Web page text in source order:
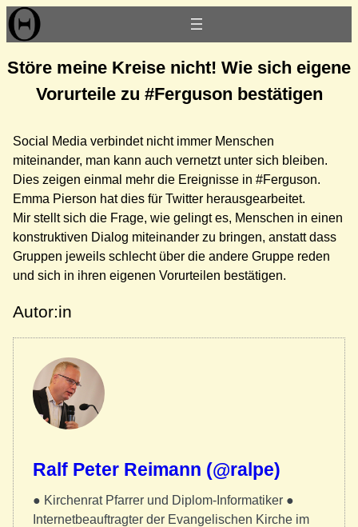
Zum
Inhalt
Störe meine Kreise nicht! Wie sich eigene
Vorurteile zu #Ferguson bestätigen
Social Media verbindet nicht immer Menschen
miteinander, man kann auch vernetzt unter sich bleiben.
Dies zeigen einmal mehr die Ereignisse in #Ferguson.
Emma Pierson hat dies für Twitter herausgearbeitet.
Mir stellt sich die Frage, wie gelingt es, Menschen in einen
konstruktiven Dialog miteinander zu bringen, anstatt dass
Gruppen jeweils schlecht über die andere Gruppe reden
und sich in ihren eigenen Vorurteilen bestätigen.
Autor:in
Ralf Peter Reimann (@ralpe)
● Kirchenrat Pfarrer und Diplom-Informatiker ●
Internetbeauftragter der Evangelischen Kirche im